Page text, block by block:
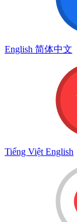
English 简体中文
Tiếng Việt English